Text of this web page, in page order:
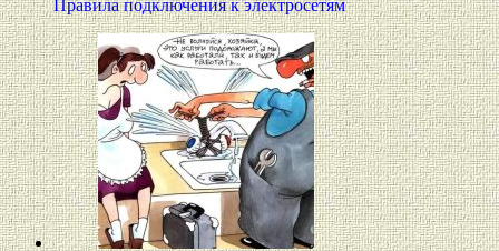
Правила подключения к электросетям